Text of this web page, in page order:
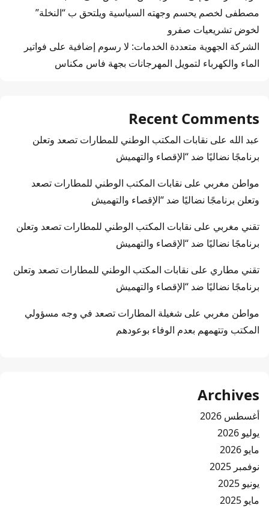
مصطفى لخصم يحسم وجهته السياسية ويلتحق ب “النخلة”
لخوض تشريعيات صفرو
الشركة الجهوية متعددة الخدمات: لا رسوم إضافية على فواتير
الماء والكهرباء لتمويل المهرجانات بجهة فاس مكناس
Recent Comments
عبد الله على نقابات المكتب الوطني للمطارات تصعد وتعلن
برنامجًا نضاليًا ضد “الإقصاء والتهميش
مواطن مغربي على نقابات المكتب الوطني للمطارات تصعد
وتعلن برنامجًا نضاليًا ضد “الإقصاء والتهميش
تقني مغربي على نقابات المكتب الوطني للمطارات تصعد وتعلن
برنامجًا نضاليًا ضد “الإقصاء والتهميش
تقني مطاري على نقابات المكتب الوطني للمطارات تصعد وتعلن
برنامجًا نضاليًا ضد “الإقصاء والتهميش
مواطن مغربي على شغيلة المطارات تصعد في وجه مسؤولي
المكتب وتتهمهم بعدم الوفاء بوعودهم
Archives
أغسطس 2026
يوليو 2026
مايو 2026
نوفمبر 2025
يونيو 2025
مايو 2025